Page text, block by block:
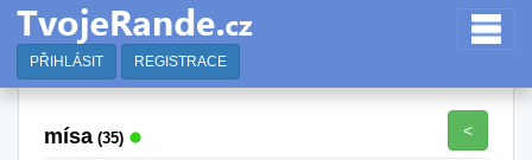
PŘIHLÁSIT REGISTRACE
mísa (35) <